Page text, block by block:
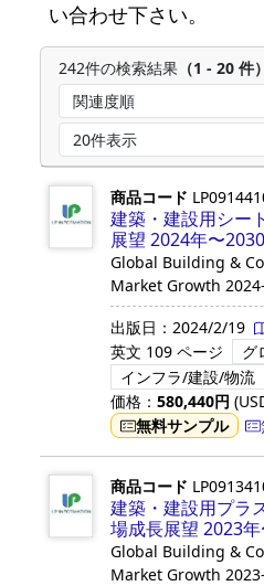
い合わせ下さい。
242件の検索結果 （1 - 20 件）
商品コード
建築・建設用シー
展望 2024年〜
Global Building &
Market Growth
出版日： 2024/2/19
英文 109 ページ
グ
インフラ/建設/物流
価格： 580,440円
無料サンプル
商品コード
建築・建設用プラ
場成長展望 2023
Global Building &
Market Growth